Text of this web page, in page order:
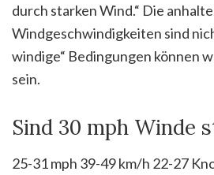
durch starken Wind.“ Die
Windgeschwindigkeiten sind
windige“ Bedingungen können
sein.
Sind 30 mph Winde
25-31 mph 39-49 km/h 22-27